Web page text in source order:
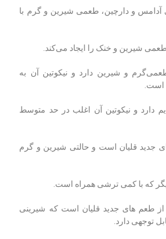
و دارچین، طعمی شیرین و گرم با
طعمی شیرین و خنک را ایجاد می‌کند.
و شیرین دارد و نیکوتین آن به
است.
دارد و نیکوتین آن اغلب در حد متوسط
جدید قلیان است و حالتی شیرین و گرم
که با کمی ترشی همراه است.
از طعم‌ های جدید قلیان است که شیرینی
توجهی دارد.